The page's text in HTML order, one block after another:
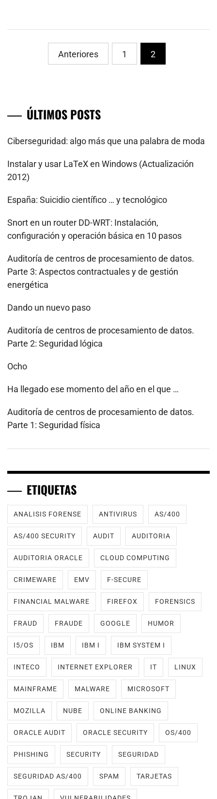
PaginaciÃ³nAnteriores 1 2
ÚLTIMOS POSTS
Ciberseguridad: algo más que una palabra de moda
Instalar y usar LaTeX en Windows (Actualización
2012)
España: Suicidio científico … y tecnológico
Snort en un router DD-WRT: Instalación,
configuración y operación básica en 10 pasos
Auditoría de centros de procesamiento de datos.
Parte 3: Aspectos contractuales y de gestión
energética
Dando un nuevo paso
Auditoría de centros de procesamiento de datos.
Parte 2: Seguridad lógica
Ocho
Ha llegado ese momento del año en el que …
Auditoría de centros de procesamiento de datos.
Parte 1: Seguridad física
ETIQUETAS
ANALISIS FORENSE ANTIVIRUS AS/400
AS/400 SECURITY AUDIT AUDITORIA
AUDITORIA ORACLE CLOUD COMPUTING
CRIMEWARE EMV F-SECURE
FINANCIAL MALWARE FIREFOX FORENSICS
FRAUD FRAUDE GOOGLE HUMOR
I5/OS IBM IBM I IBM SYSTEM I
INTECO INTERNET EXPLORER IT LINUX
MAINFRAME MALWARE MICROSOFT
MOZILLA NUBE ONLINE BANKING
ORACLE AUDIT ORACLE SECURITY OS/400
PHISHING SECURITY SEGURIDAD
SEGURIDAD AS/400 SPAM TARJETAS